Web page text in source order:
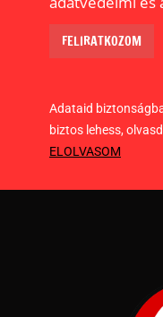
Adataid
biztos lehess,
ELOLVASOM